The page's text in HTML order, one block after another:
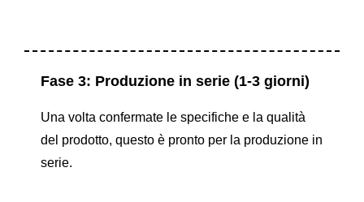
Fase 3: Produzione in serie (1-3 giorni)
Una volta confermate le specifiche e la qualità
del prodotto, questo è pronto per la produzione in
serie.